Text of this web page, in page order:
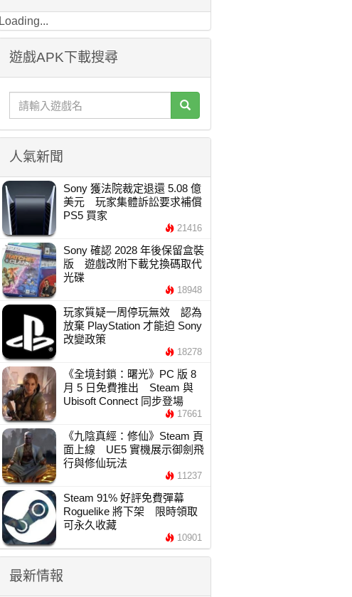
Loading...
遊戲APK下載搜尋
人氣新聞
Sony 獲法院裁定退還 5.08 億
美元 玩家集體訴訟要求補償
PS5 買家
21416
Sony 確認 2028 年後保留盒裝
版 遊戲改附下載兌換碼取代
光碟
18948
玩家質疑一周停玩無效 認為
放棄 PlayStation 才能迫 Sony
改變政策
18278
《全境封鎖：曙光》PC 版 8
月 5 日免費推出 Steam 與
Ubisoft Connect 同步登場
17661
《九陰真經：修仙》Steam 頁
面上線 UE5 實機展示御劍飛
行與修仙玩法
11237
Steam 91% 好評免費彈幕
Roguelike 將下架 限時領取
可永久收藏
10901
最新情報